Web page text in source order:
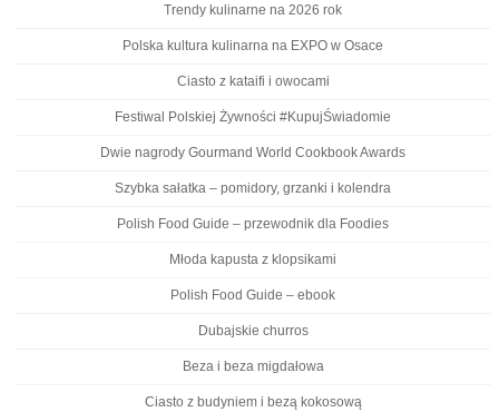
Trendy kulinarne na 2026 rok
Polska kultura kulinarna na EXPO w Osace
Ciasto z kataifi i owocami
Festiwal Polskiej Żywności #KupujŚwiadomie
Dwie nagrody Gourmand World Cookbook Awards
Szybka sałatka – pomidory, grzanki i kolendra
Polish Food Guide – przewodnik dla Foodies
Młoda kapusta z klopsikami
Polish Food Guide – ebook
Dubajskie churros
Beza i beza migdałowa
Ciasto z budyniem i bezą kokosową